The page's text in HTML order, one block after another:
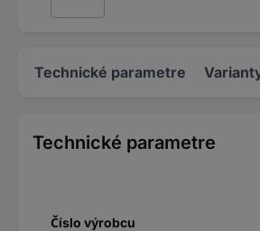
Technické parametre
Technické parametre
Číslo výrobcu